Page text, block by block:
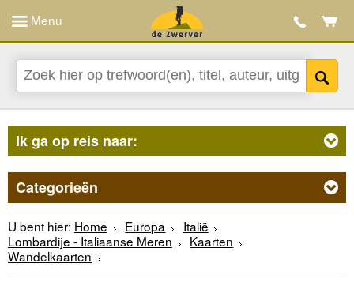
Menu
Ik ga op reis naar:
Categorieën
U bent hier: Home Europa
Italië
Lombardije - Italiaanse Meren
Kaarten
Wandelkaarten